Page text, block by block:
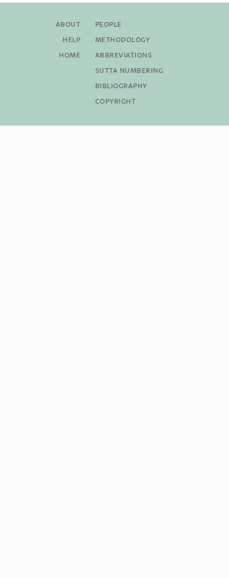
About
Help
Home
People
Methodology
Abbreviations
Sutta Numbering
Bibliography
Copyright